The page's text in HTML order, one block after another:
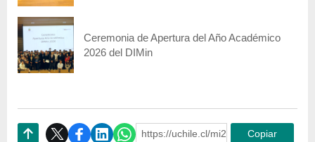
Ceremonia de Apertura del Año Académico
2026 del DIMin
https://uchile.cl/mi240842Copiar